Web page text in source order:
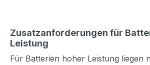
Zusatzanforderungen für
Leistung
Für Batterien hoher Leistung liegen